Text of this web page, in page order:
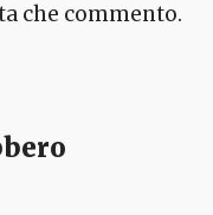
che commento.